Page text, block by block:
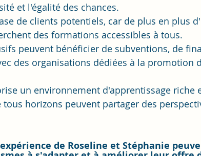
et l'égalité des chances.
de clients potentiels, car de plus en plus
des formations accessibles à tous.
peuvent bénéficier de subventions, de
des organisations dédiées à la promotion
un environnement d'apprentissage riche
horizons peuvent partager des
de Roseline et Stéphanie